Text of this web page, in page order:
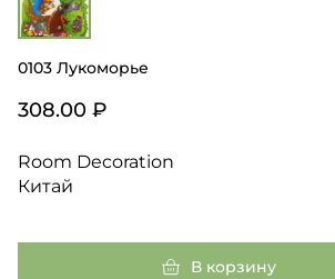
0103 Лукоморье
308.00 ₽
Room Decoration
Китай
В корзину